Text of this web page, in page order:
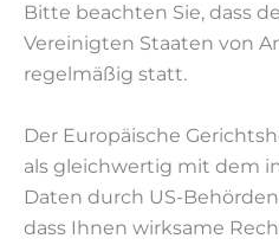
Bitte beachten Sie, dass
Vereinigten Staaten von
regelmäßig statt.
Der Europäische
als gleichwertig mit dem
Daten durch US-
dass Ihnen wirksame